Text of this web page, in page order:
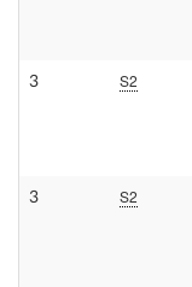
3 S2
3 S2